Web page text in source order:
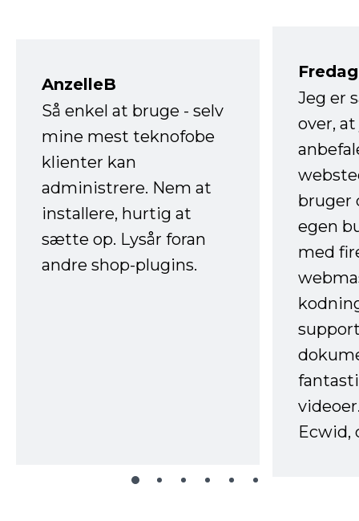
AnzelleB
Så enkel at bruge - selv
mine mest teknofobe
klienter kan
administrere. Nem at
installere, hurtig at
sætte op. Lysår foran
andre shop-plugins.
Jeg er
over,
bruger
egen
med
Ecwid,